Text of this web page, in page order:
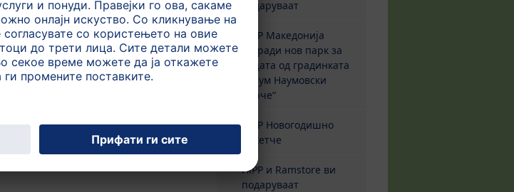
подаруваат
HiPP Македонија
изгради нов парк за
децата од градинката
„Наум Наумовски
Борче“
HiPP Новогодишно
пакетче
HiPP и Ramstore ви
подаруваат